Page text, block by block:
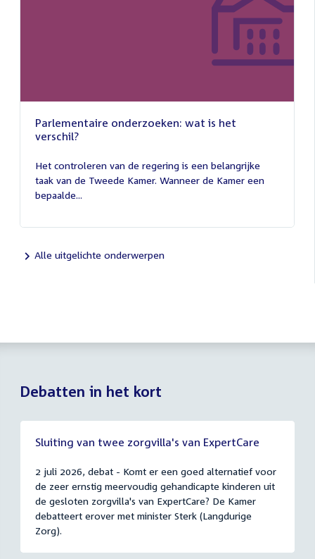
Parlementaire onderzoeken: wat is het
verschil?
juli
2026
Het controleren van de regering is een belangrijke
taak van de Tweede Kamer. Wanneer de Kamer een
bepaalde...
Alle uitgelichte onderwerpen
Debatten in het kort
Sluiting van twee zorgvilla's van ExpertCare
2 juli 2026, debat - Komt er een goed alternatief voor
de zeer ernstig meervoudig gehandicapte kinderen uit
de gesloten zorgvilla's van ExpertCare? De Kamer
debatteert erover met minister Sterk (Langdurige
Zorg).